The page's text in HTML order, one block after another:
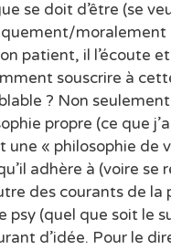
se doit d’être (se
moralement
patient, il l’écoute
souscrire à
? Non
propre (ce que
une « philosophie de
adhère à (voire se
des courants de la
psy (quel que soit le
d’idée. Pour le